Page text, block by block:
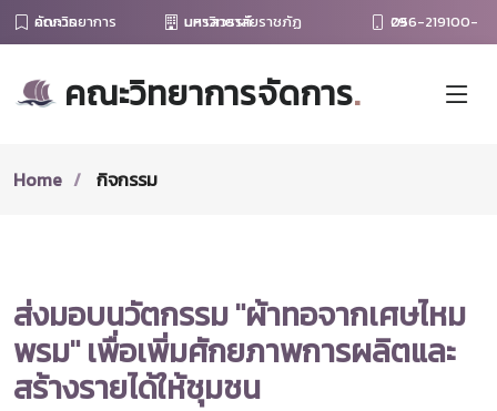
คณะวิทยาการจัดการ มหาวิทยาลัยราชภัฏนครสวรรค์ 056-219100-29
คณะวิทยาการจัดการ.
Home กิจกรรม
ส่งมอบนวัตกรรม "ผ้าทอจากเศษไหม
พรม" เพื่อเพิ่มศักยภาพการผลิตและ
สร้างรายได้ให้ชุมชน